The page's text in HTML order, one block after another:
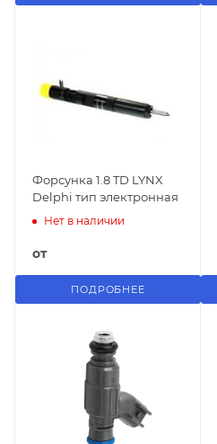
Форсунка 1.8 TD LYNX
Delphi тип электронная
Нет в наличии
от
ПОДРОБНЕЕ